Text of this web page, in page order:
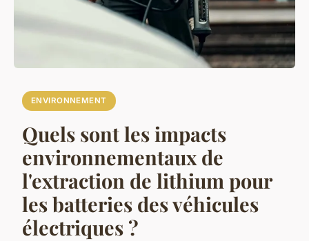
ENVIRONNEMENT
Quels sont les impacts
environnementaux de
l'extraction de lithium pour
les batteries des véhicules
électriques ?